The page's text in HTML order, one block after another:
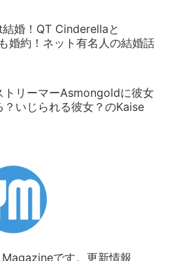
婚！QT Cinderellaと
婚約！ネット有名人の結婚話
トリーマーAsmongoldに彼女
？いじられる彼女？のKaise
です。更新情報